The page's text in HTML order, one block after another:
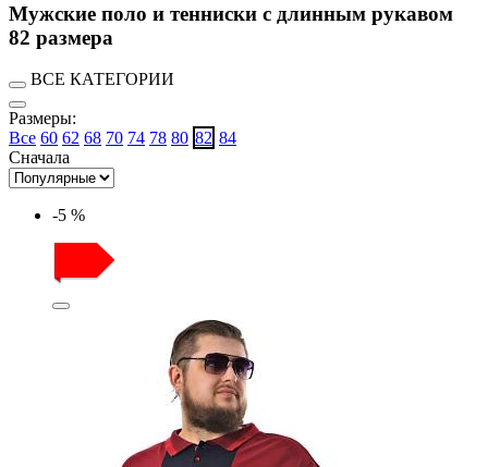
Мужские поло и тенниски с длинным рукавом
82 размера
ВСЕ КАТЕГОРИИ
Размеры:
Все 60 62 68 70 74 78 80 82 84
Сначала
-5 %